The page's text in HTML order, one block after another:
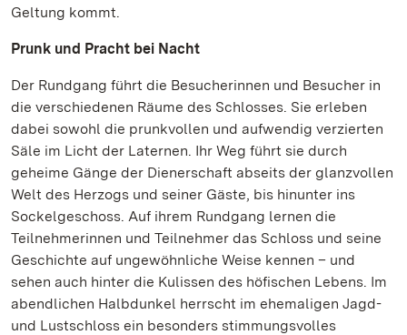
Geltung kommt.
Prunk und Pracht bei Nacht
Der Rundgang führt die Besucherinnen und Besucher in
die verschiedenen Räume des Schlosses. Sie erleben
dabei sowohl die prunkvollen und aufwendig verzierten
Säle im Licht der Laternen. Ihr Weg führt sie durch
geheime Gänge der Dienerschaft abseits der glanzvollen
Welt des Herzogs und seiner Gäste, bis hinunter ins
Sockelgeschoss. Auf ihrem Rundgang lernen die
Teilnehmerinnen und Teilnehmer das Schloss und seine
Geschichte auf ungewöhnliche Weise kennen – und
sehen auch hinter die Kulissen des höfischen Lebens. Im
abendlichen Halbdunkel herrscht im ehemaligen Jagd-
und Lustschloss ein besonders stimmungsvolles